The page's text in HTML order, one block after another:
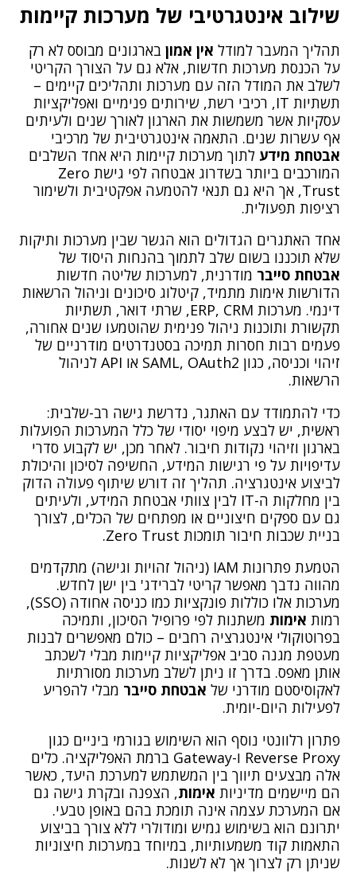
שילוב אינטגרטיבי של מערכות קיימות
תהליך המעבר למודל אין אמון בארגונים מבוסס לא רק
על הכנסת מערכות חדשות, אלא גם על הצורך הקריטי
לשלב את המודל הזה עם מערכות ותהליכים קיימים –
תשתיות IT, רכיבי רשת, שירותים פנימיים ואפליקציות
עסקיות אשר משמשות את הארגון לאורך שנים ולעיתים
אף עשרות שנים. התאמה אינטגרטיבית של מרכיבי
אבטחת מידע לתוך מערכות קיימות היא אחד השלבים
המורכבים ביותר בשדרוג אבטחה לפי גישת Zero
Trust, אך היא גם תנאי להטמעה אפקטיבית ולשימור
רציפות תפעולית.
אחד האתגרים הגדולים הוא הגשר שבין מערכות ותיקות
שלא תוכננו בשום שלב לתמוך בהנחות היסוד של
אבטחת סייבר מודרנית, למערכות שליטה חדשות
הדורשות אימות מתמיד, קיטלוג סיכונים וניהול הרשאות
דינמי. מערכות ERP, CRM, שרתי דואר, תשתיות
תקשורת ותוכנות ניהול פנימית שהוטמעו שנים אחורה,
פעמים רבות חסרות תמיכה בסטנדרטים מודרניים של
זיהוי וכניסה, כגון SAML, OAuth2 או API לניהול
הרשאות.
כדי להתמודד עם האתגר, נדרשת גישה רב-שלבית:
ראשית, יש לבצע מיפוי יסודי של כלל המערכות הפועלות
בארגון וזיהוי נקודות חיבור. לאחר מכן, יש לקבוע סדרי
עדיפויות על פי רגישות המידע, החשיפה לסיכון והיכולת
לביצוע אינטגרציה. תהליך זה דורש שיתוף פעולה הדוק
בין מחלקות ה-IT לבין צוותי אבטחת המידע, ולעיתים
גם עם ספקים חיצוניים או מפתחים של הכלים, לצורך
בניית שכבות חיבור תומכות Zero Trust.
הטמעת פתרונות IAM (ניהול זהויות וגישה) מתקדמים
מהווה נדבך מאפשר קריטי לברידג' בין ישן לחדש.
מערכות אלו כוללות פונקציות כמו כניסה אחודה (SSO),
רמות אימות משתנות לפי פרופיל הסיכון, ותמיכה
בפרוטוקולי אינטגרציה רחבים – כולם מאפשרים לבנות
מעטפת מגנה סביב אפליקציות קיימות מבלי לשכתב
אותן מאפס. בדרך זו ניתן לשלב מערכות מסורתיות
לאקוסיסטם מודרני של אבטחת סייבר מבלי להפריע
לפעילות היום-יומית.
פתרון רלוונטי נוסף הוא השימוש בגורמי ביניים כגון
Reverse Proxy ו-Gateway ברמת האפליקציה. כלים
אלה מבצעים תיווך בין המשתמש למערכת היעד, כאשר
הם מיישמים מדיניות אימות, הצפנה ובקרת גישה גם
אם המערכת עצמה אינה תומכת בהם באופן טבעי.
יתרונם הוא בשימוש גמיש ומודולרי ללא צורך בביצוע
התאמות קוד משמעותיות, במיוחד במערכות חיצוניות
שניתן רק לצרוך אך לא לשנות.